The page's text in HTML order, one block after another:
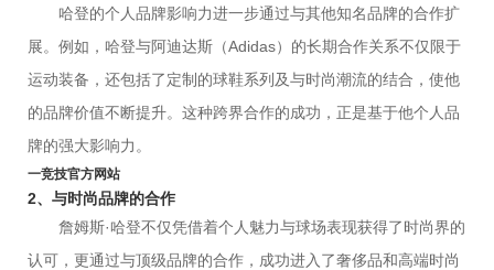
哈登的个人品牌影响力进一步通过与其他知名品牌的合作扩
展。例如，哈登与阿迪达斯（Adidas）的长期合作关系不仅限于
运动装备，还包括了定制的球鞋系列及与时尚潮流的结合，使他
的品牌价值不断提升。这种跨界合作的成功，正是基于他个人品
牌的强大影响力。
一竞技官方网站
2、与时尚品牌的合作
詹姆斯·哈登不仅凭借着个人魅力与球场表现获得了时尚界的
认可，更通过与顶级品牌的合作，成功进入了奢侈品和高端时尚